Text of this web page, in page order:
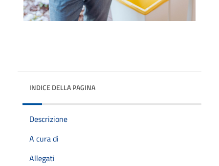
INDICE DELLA PAGINA
Descrizione
A cura di
Allegati